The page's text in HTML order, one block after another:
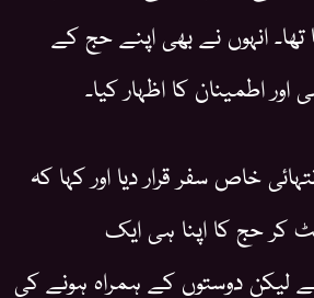
انہوں نے بھی اپنے حج کے
اطمینان کا اظہار کیا۔
خاص سفر قرار دیا اور کہا کہ
حج کا اپنا ہی ایک
لیکن دوستوں کے ہمراہ ہونے کی